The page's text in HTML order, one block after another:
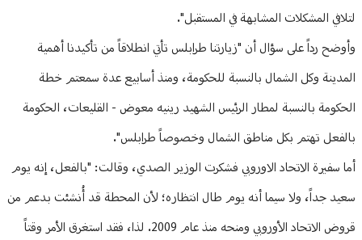
لتلافي المشكلات المشابهة في المستقبل".
وأوضح رداً على سؤال أن "زيارتنا طرابلس تأتي انطلاقاً من تأكيدنا أهمية
المدينة وكل الشمال بالنسبة للحكومة، ومنذ أسابيع عدة سمعتم خطة
الحكومة بالنسبة لمطار الرئيس الشهيد رينيه معوض - القليعات، الحكومة
بالفعل تهتم بكل مناطق الشمال وخصوصاً طرابلس".
أما سفيرة الاتحاد الاوروبي فشكرت الوزير الصدي، وقالت: "بالفعل، إنه يوم
سعيد جداً، ولا سيما أنه يوم طال انتظاره؛ لأن المحطة قد أُنشئت بدعم من
قروض الاتحاد الأوروبي ومنحه منذ عام 2009. لذا، فقد استغرق الأمر وقتاً